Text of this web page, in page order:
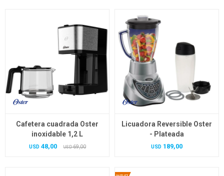
Cafetera cuadrada Oster
inoxidable 1,2 L
USD 48,00 USD 69,00
Licuadora Reversible Oster
- Plateada
USD 189,00